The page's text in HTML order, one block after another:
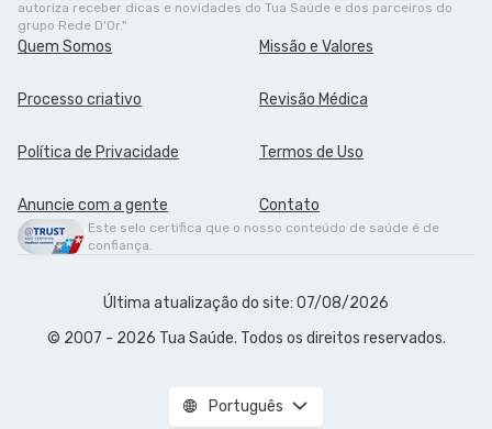
autoriza receber dicas e novidades do Tua Saúde e dos parceiros do
grupo Rede D'Or."
Quem Somos Missão e Valores
Processo criativo Revisão Médica
Política de Privacidade Termos de Uso
Anuncie com a gente Contato
Este selo certifica que o nosso conteúdo de saúde é de
confiança.
Última atualização do site: 07/08/2026
© 2007 - 2026 Tua Saúde. Todos os direitos reservados.
Português